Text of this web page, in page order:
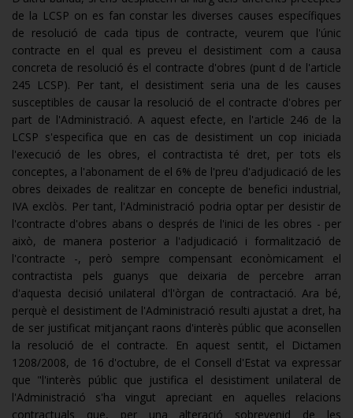
de la LCSP on es fan constar les diverses causes específiques
de resolució de cada tipus de contracte, veurem que l'únic
contracte en el qual es preveu el desistiment com a causa
concreta de resolució és el contracte d'obres (punt d de l'article
245 LCSP). Per tant, el desistiment seria una de les causes
susceptibles de causar la resolució de el contracte d'obres per
part de l'Administració. A aquest efecte, en l'article 246 de la
LCSP s'especifica que en cas de desistiment un cop iniciada
l'execució de les obres, el contractista té dret, per tots els
conceptes, a l'abonament de el 6% de l'preu d'adjudicació de les
obres deixades de realitzar en concepte de benefici industrial,
IVA exclòs. Per tant, l'Administració podria optar per desistir de
l'contracte d'obres abans o després de l'inici de les obres - per
això, de manera posterior a l'adjudicació i formalització de
l'contracte -, però sempre compensant econòmicament el
contractista pels guanys que deixaria de percebre arran
d'aquesta decisió unilateral d'l'òrgan de contractació. Ara bé,
perquè el desistiment de l'Administració resulti ajustat a dret, ha
de ser justificat mitjançant raons d'interès públic que aconsellen
la resolució de el contracte. En aquest sentit, el Dictamen
1208/2008, de 16 d'octubre, de el Consell d'Estat va expressar
que "l'interès públic que justifica el desistiment unilateral de
l'Administració s'ha vingut apreciant en aquelles relacions
contractuals que, per una alteració sobrevenid de les